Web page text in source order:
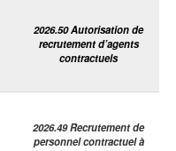
2026.50 Autorisation de
recrutement d’agents
contractuels
2026.49 Recrutement de
personnel contractuel à